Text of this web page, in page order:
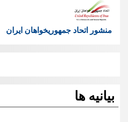
منشور اتحاد جمهوریخواهان ایران
بیانیه ها